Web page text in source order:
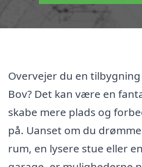
Overvejer du en
Bov? Det kan være en
skabe mere plads og
på. Uanset om du
rum, en lysere stue eller